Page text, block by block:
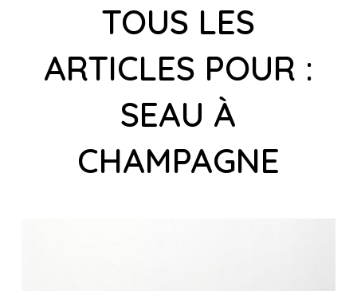
TOUS LES
ARTICLES POUR :
SEAU À
CHAMPAGNE